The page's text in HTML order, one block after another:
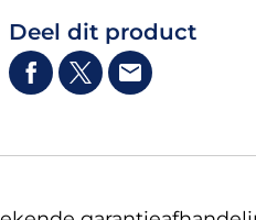
Deel dit product